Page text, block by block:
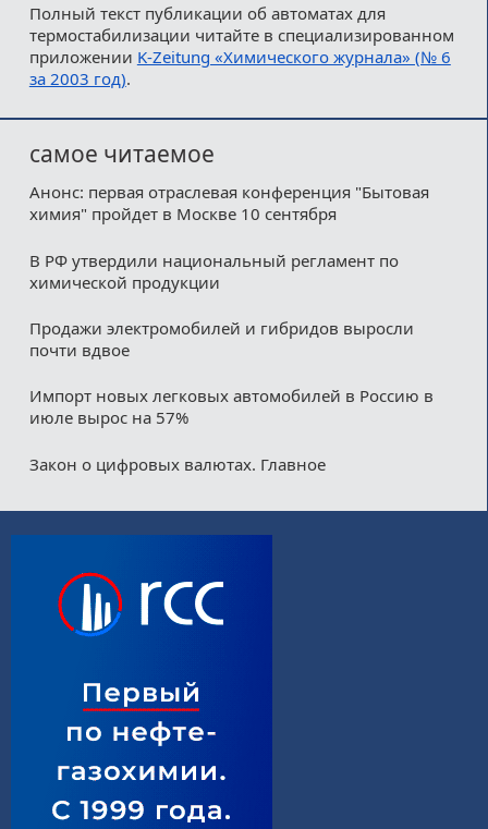
Полный текст публикации об автоматах для
термостабилизации читайте в специализированном
приложении K-Zeitung «Химического журнала» (№ 6
за 2003 год).
самое читаемое
Анонс: первая отраслевая конференция "Бытовая
химия" пройдет в Москве 10 сентября
В РФ утвердили национальный регламент по
химической продукции
Продажи электромобилей и гибридов выросли
почти вдвое
Импорт новых легковых автомобилей в Россию в
июле вырос на 57%
Закон о цифровых валютах. Главное